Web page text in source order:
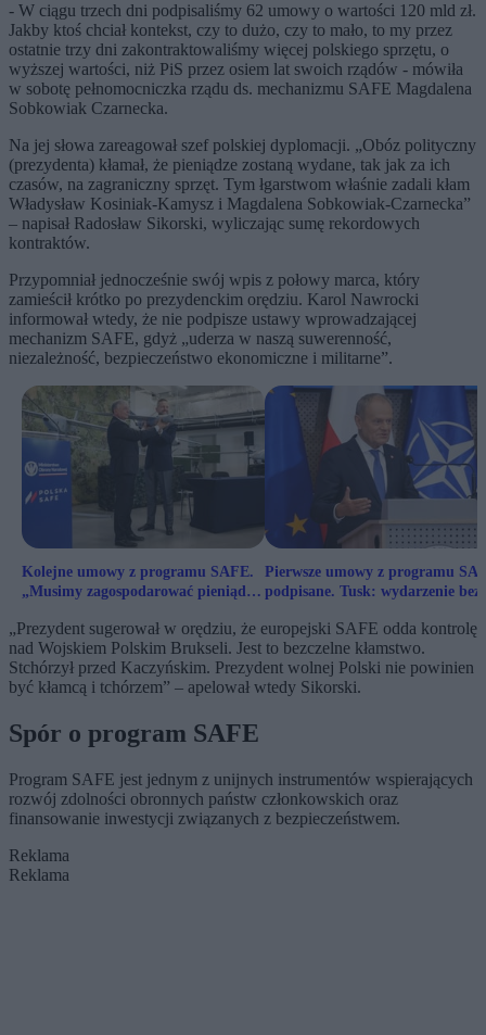
- W ciągu trzech dni podpisaliśmy 62 umowy o wartości 120 mld zł.
Jakby ktoś chciał kontekst, czy to dużo, czy to mało, to my przez
ostatnie trzy dni zakontraktowaliśmy więcej polskiego sprzętu, o
wyższej wartości, niż PiS przez osiem lat swoich rządów - mówiła
w sobotę pełnomocniczka rządu ds. mechanizmu SAFE Magdalena
Sobkowiak Czarnecka.
Na jej słowa zareagował szef polskiej dyplomacji. „Obóz polityczny
(prezydenta) kłamał, że pieniądze zostaną wydane, tak jak za ich
czasów, na zagraniczny sprzęt. Tym łgarstwom właśnie zadali kłam
Władysław Kosiniak-Kamysz i Magdalena Sobkowiak-Czarnecka”
– napisał Radosław Sikorski, wyliczając sumę rekordowych
kontraktów.
Przypomniał jednocześnie swój wpis z połowy marca, który
zamieścił krótko po prezydenckim orędziu. Karol Nawrocki
informował wtedy, że nie podpisze ustawy wprowadzającej
mechanizm SAFE, gdyż „uderza w naszą suwerenność,
niezależność, bezpieczeństwo ekonomiczne i militarne”.
Kolejne umowy z programu SAFE.
„Musimy zagospodarować pieniądze
Pierwsze umowy z programu
podpisane. Tusk: wydarzenie bez
„Prezydent sugerował w orędziu, że europejski SAFE odda kontrolę
nad Wojskiem Polskim Brukseli. Jest to bezczelne kłamstwo.
Stchórzył przed Kaczyńskim. Prezydent wolnej Polski nie powinien
być kłamcą i tchórzem” – apelował wtedy Sikorski.
Spór o program SAFE
Program SAFE jest jednym z unijnych instrumentów wspierających
rozwój zdolności obronnych państw członkowskich oraz
finansowanie inwestycji związanych z bezpieczeństwem.
Reklama
Reklama